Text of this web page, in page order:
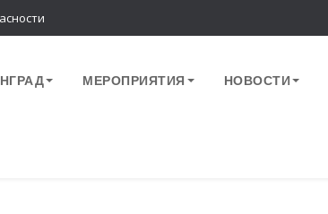
МЕРОПРИЯТИЯ НОВОСТИ